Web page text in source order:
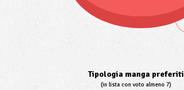
Tipologia manga preferiti
(in lista con voto almeno 7)